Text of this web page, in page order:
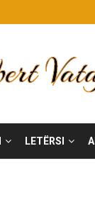
LETËRSI